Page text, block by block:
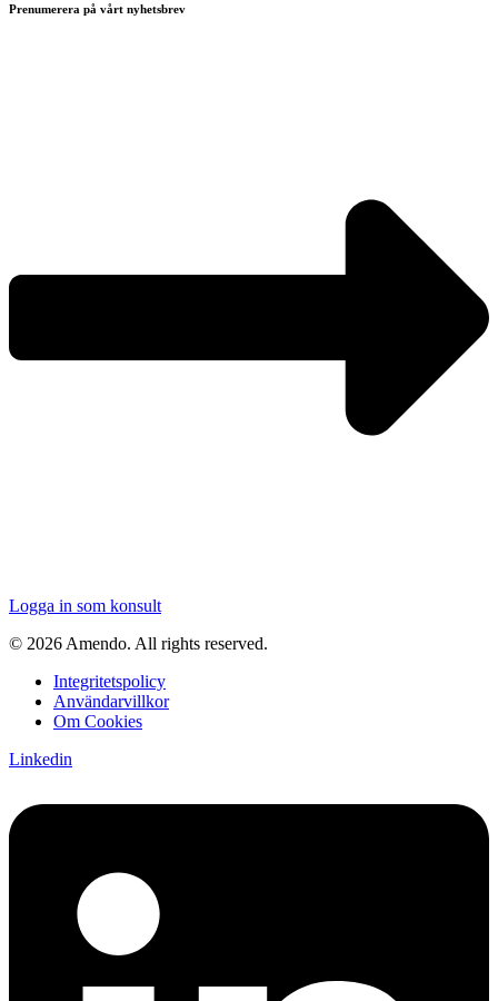
Prenumerera på vårt nyhetsbrev
Logga in som konsult
© 2026 Amendo. All rights reserved.
Integritetspolicy
Användarvillkor
Om Cookies
Linkedin